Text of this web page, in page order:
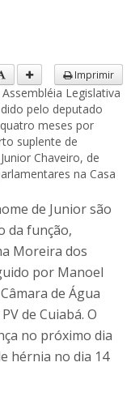
Imprimir
Legislativa
pelo deputado
meses por
suplente de
Chaveiro, de
na Casa
de Junior são
da função,
Moreira dos
por Manoel
de Água
de Cuiabá. O
no próximo dia
hérnia no dia 14